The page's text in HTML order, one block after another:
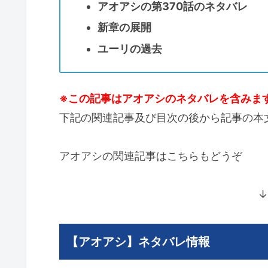
アオアシの第370話のネタバレ
新章の展開
ユーリの過去
※この記事はアオアシのネタバレを含みま
下記の関連記事及び目次の後から記事の本
アオアシの関連記事はこちらもどうぞ
【アオアシ】ネタバレ情報